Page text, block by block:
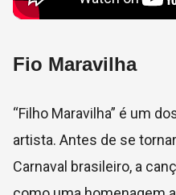
Fio Maravilha
“Filho Maravilha” é um
artista. Antes de se
Carnaval brasileiro, a